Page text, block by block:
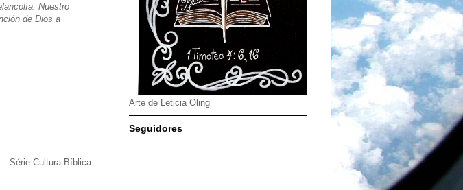
Nuestro
de Dios a
Série Cultura Bíblica
Arte de Leticia Oling
Seguidores